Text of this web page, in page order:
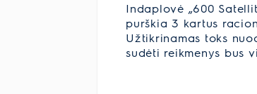
Indaplovė „600
purškia 3 kartus
Užtikrinamas toks
sudėti reikmenys bus